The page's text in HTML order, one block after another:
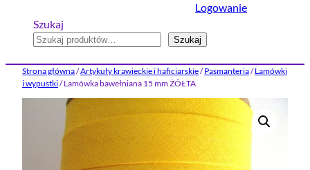
Logowanie
Szukaj
Szukaj
Strona główna/Artykuły krawieckie i haficiarskie/Pasmanteria/Lamówki
i wypustki/ Lamówka bawełniana 15 mm ŻÓŁTA